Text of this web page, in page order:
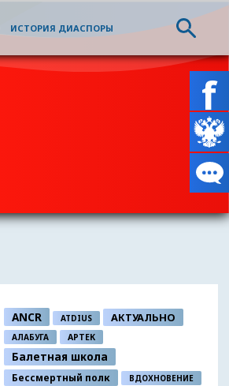
ИСТОРИЯ ДИАСПОРЫ
ANCR ATDIUS АКТУАЛЬНО
АЛАБУГА АРТЕК
Балетная школа
Бессмертный полк ВДОХНОВЕНИЕ